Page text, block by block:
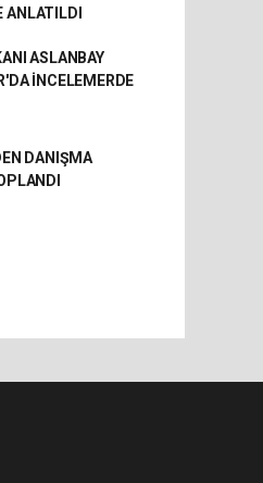
ANLATILDI
ASLANBAY
İNCELEMERDE
DANIŞMA